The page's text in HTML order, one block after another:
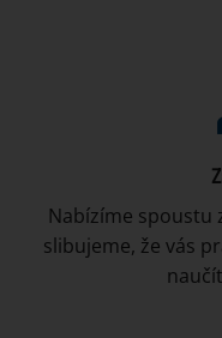
Nabízíme spoustu
slibujeme, že vás